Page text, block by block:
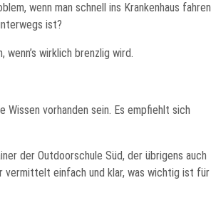
wenn man schnell ins Krankenhaus fahren
ist?
wirklich brenzlig wird.
vorhanden sein. Es empfiehlt sich
der Outdoorschule Süd, der übrigens auch
vermittelt einfach und klar, was wichtig ist für